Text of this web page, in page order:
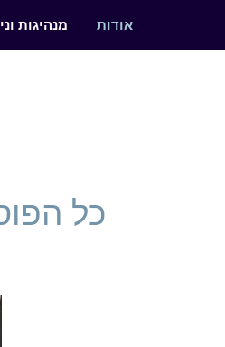
אודות מנהיגות
כל